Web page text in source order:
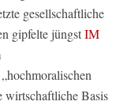
gesellschaftliche
gipfelte jüngstIM
wirtschaftliche Basis